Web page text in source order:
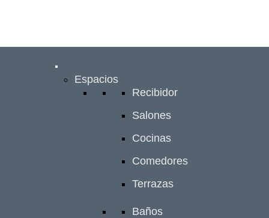
Espacios
Recibidor
Salones
Cocinas
Comedores
Terrazas
Baños